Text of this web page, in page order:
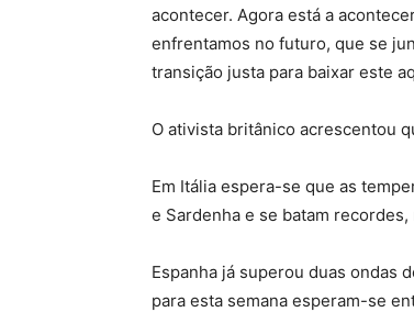
acontecer. Agora está a
enfrentamos no futuro, que se
transição justa para baixar este
O ativista britânico acrescentou
Em Itália espera-se que as
e Sardenha e se batam
Espanha já superou duas ondas
para esta semana esperam-se